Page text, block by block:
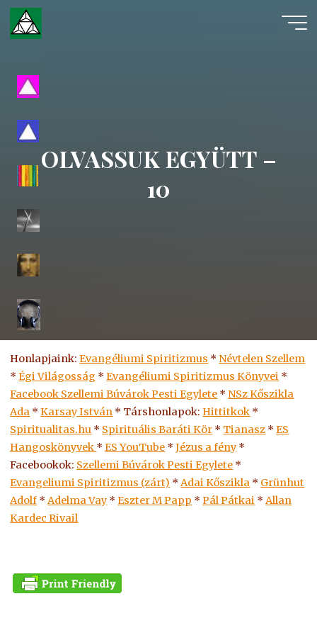
Skip
content
OLVASSUK EGYÜTT –
10
Honlapjaink:Evangéliumi Spiritizmus * Névtelen Szellem
*Égi Világosság *Evangéliumi Spiritizmus Könyvei *
Facebook Szellemi Búvárok Pesti Egylete * NSz Kőszikla
Ada *Karsay István * Társhonlapok:Hittitkok *
Spiritualitas.hu * Spirituális Baráti Kör * Tianasz *ES
Hangoskönyvek *ESYouTube *Jézus a fény *
Facebookok: Szellemi Búvárok Pesti Egylete *
Evangeliumi Spiritizmus (zárt) *Adai Kőszikla * Grünhut
Adolf *Adelma Vay *Eszter M Papp *Pál Pátkai *Allan
Kardec Rivail